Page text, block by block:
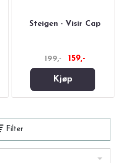
Steigen - Visir Cap
199,- 159,-
Kjøp
Filter